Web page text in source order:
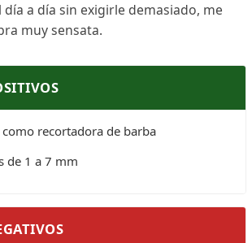
a día sin exigirle demasiado, me
muy sensata.
recortadora de barba
de 1 a 7 mm